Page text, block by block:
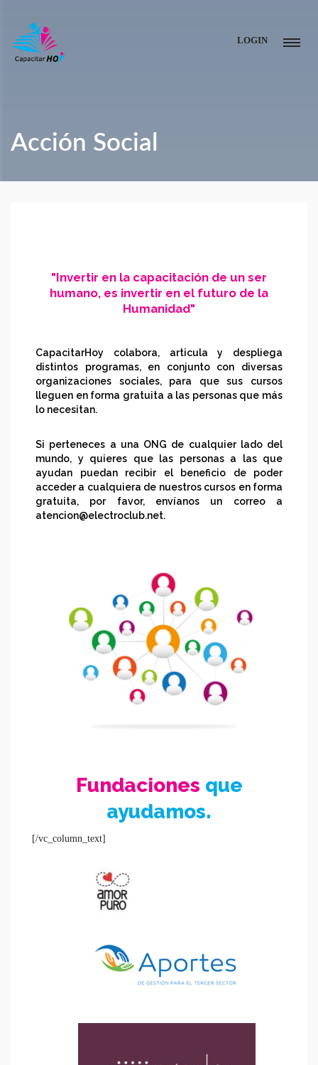
LOGIN
Acción Social
"Invertir en la capacitación de un ser
humano, es invertir en el futuro de la
Humanidad"
CapacitarHoy colabora, articula y despliega
distintos programas, en conjunto con diversas
organizaciones sociales, para que sus cursos
lleguen en forma gratuita a las personas que más
lo necesitan.
Si perteneces a una ONG de cualquier lado del
mundo, y quieres que las personas a las que
ayudan puedan recibir el beneficio de poder
acceder a cualquiera de nuestros cursos en forma
gratuita, por favor, envíanos un correo a
atencion@electroclub.net.
Fundaciones que
ayudamos.
[/vc_column_text]